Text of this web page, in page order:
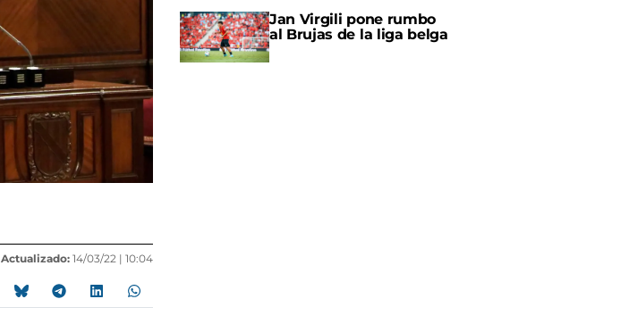
Actualizado: 14/03/22 | 10:04
Jan Virgili pone rumbo
al Brujas de la liga belga